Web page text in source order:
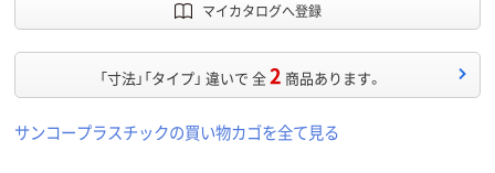
マイカタログへ登録
「寸法」「タイプ」 違いで 全2 商品あります。
サンコープラスチックの買い物カゴを全て見る